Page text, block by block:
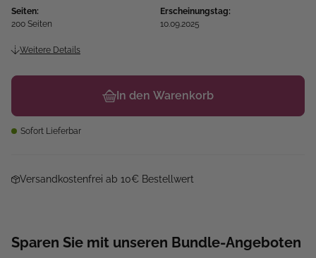
Seiten:
200 Seiten
Erscheinungstag:
10.09.2025
Weitere Details
In den Warenkorb
Sofort Lieferbar
Versandkostenfrei ab 10€ Bestellwert
Sparen Sie mit unseren Bundle-Angeboten